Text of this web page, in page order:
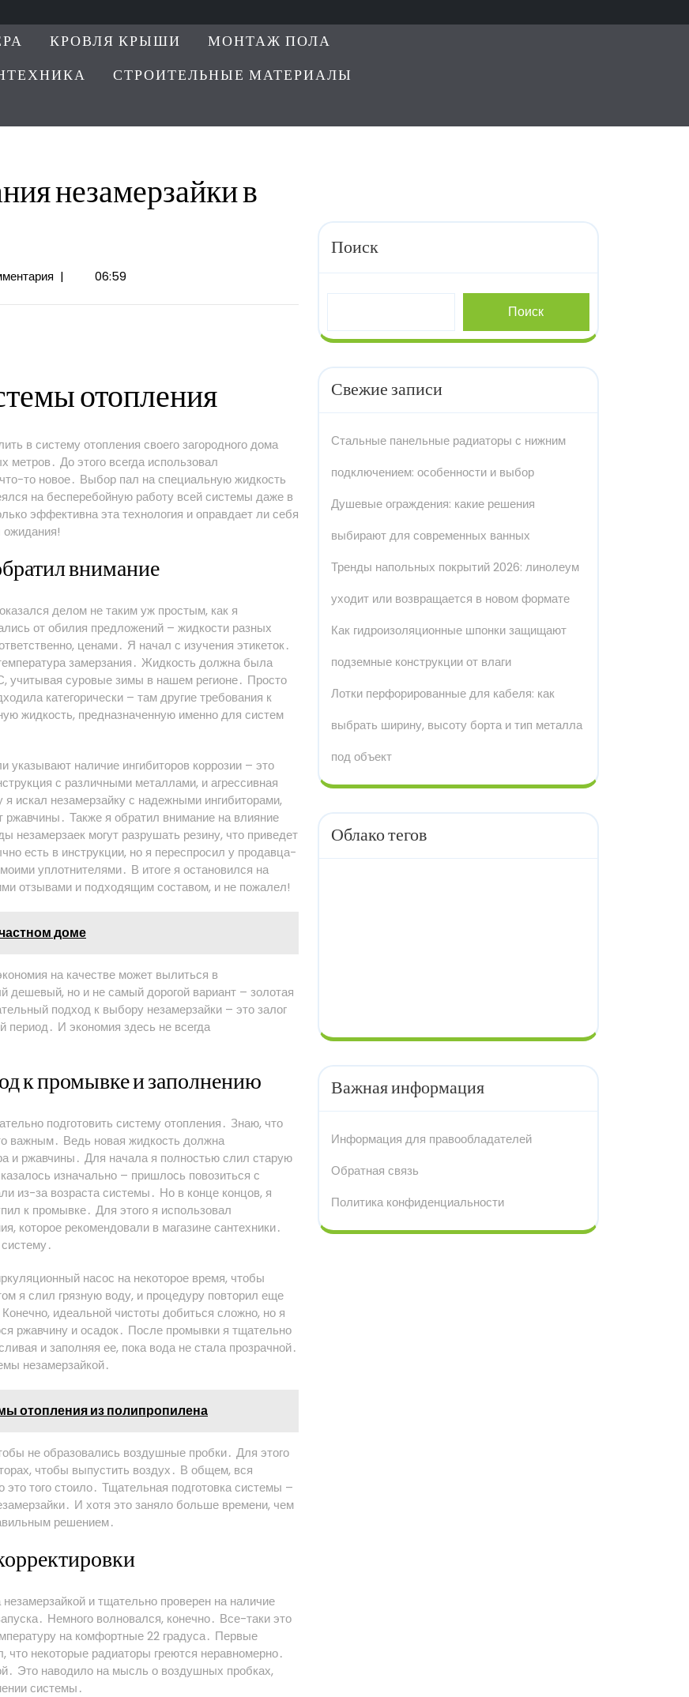
КРОВЛЯ КРЫШИ МОНТАЖ ПОЛА
СТРОИТЕЛЬНЫЕ МАТЕРИАЛЫ
незамерзайки в
| 06:59
отопления
в систему отопления своего загородного дома
До этого всегда использовал
то новое․ Выбор пал на специальную жидкость
на бесперебойную работу всей системы даже в
эффективна эта технология и оправдает ли себя
ожидания!
внимание
делом не таким уж простым, как я
от обилия предложений – жидкости разных
ценами․ Я начал с изучения этикеток․
замерзания․ Жидкость должна была
суровые зимы в нашем регионе․ Просто
категорически – там другие требования к
жидкость, предназначенную именно для систем
указывают наличие ингибиторов коррозии – это
с различными металлами, и агрессивная
искал незамерзайку с надежными ингибиторами,
Также я обратил внимание на влияние
незамерзаек могут разрушать резину, что приведет
есть в инструкции, но я переспросил у продавца-
уплотнителями․ В итоге я остановился на
отзывами и подходящим составом, и не пожалел!
доме
на качестве может вылиться в
но и не самый дорогой вариант – золотая
подход к выбору незамерзайки – это залог
И экономия здесь не всегда
к промывке и заполнению
подготовить систему отопления․ Знаю, что
важным․ Ведь новая жидкость должна
и ржавчины․ Для начала я полностью слил старую
изначально – пришлось повозиться с
из-за возраста системы․ Но в конце концов, я
к промывке․ Для этого я использовал
которое рекомендовали в магазине сантехники․
насос на некоторое время, чтобы
я слил грязную воду, и процедуру повторил еще
идеальной чистоты добиться сложно, но я
ржавчину и осадок․ После промывки я тщательно
и заполняя ее, пока вода не стала прозрачной․
незамерзайкой․
отопления из полипропилена
не образовались воздушные пробки․ Для этого
чтобы выпустить воздух․ В общем, вся
того стоило․ Тщательная подготовка системы –
И хотя это заняло больше времени, чем
решением․
и тщательно проверен на наличие
Немного волновался, конечно․ Все-таки это
на комфортные 22 градуса․ Первые
некоторые радиаторы греются неравномерно․
Это наводило на мысль о воздушных пробках,
системы․
Поиск
Поиск
Свежие записи
Стальные панельные радиаторы с нижним
подключением: особенности и выбор
Душевые ограждения: какие решения
выбирают для современных ванных
Тренды напольных покрытий 2026: линолеум
уходит или возвращается в новом формате
Как гидроизоляционные шпонки защищают
подземные конструкции от влаги
Лотки перфорированные для кабеля: как
выбрать ширину, высоту борта и тип металла
под объект
Облако тегов
Важная информация
Информация для правообладателей
Обратная связь
Политика конфиденциальности